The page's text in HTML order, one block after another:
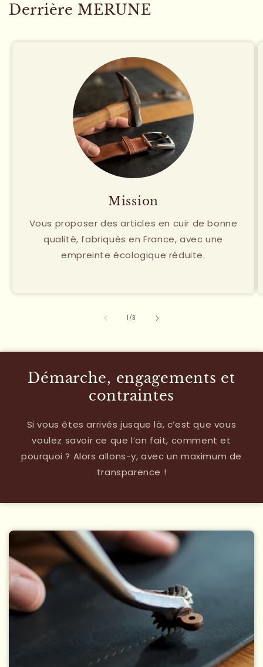
Derrière MERUNE
Mission
Vous proposer des articles en cuir de bonne
qualité, fabriqués en France, avec une
empreinte écologique réduite.
1 /de
3
Démarche, engagements et
contraintes
Si vous êtes arrivés jusque là, c’est que vous
voulez savoir ce que l’on fait, comment et
pourquoi ? Alors allons-y, avec un maximum de
transparence !